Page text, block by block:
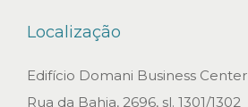
Localização
Edifício Domani Business Center
Rua da Bahia, 2696, sl. 1301/1302